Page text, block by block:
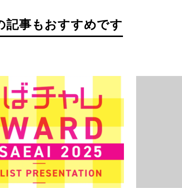
記事もおすすめです